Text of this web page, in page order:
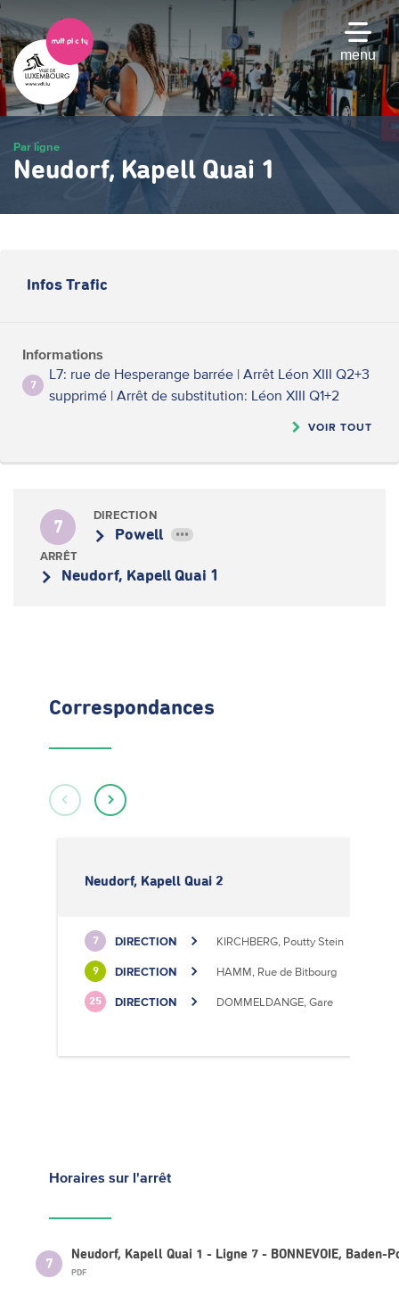
Passer
au
contenu
principal
menu
Par ligne
Neudorf, Kapell Quai 1
Infos Trafic
Informations
7
L7: rue de Hesperange barrée | Arrêt Léon XIII Q2+3
supprimé | Arrêt de substitution: Léon XIII Q1+2
VOIR TOUT
7
DIRECTION
Powell •••
ARRÊT
Neudorf, Kapell Quai 1
Correspondances
Neudorf, Kapell Quai 2
7 DIRECTION KIRCHBERG, Poutty Stein
9 DIRECTION HAMM, Rue de Bitbourg
25 DIRECTION DOMMELDANGE, Gare
Horaires sur l'arrêt
7
Neudorf, Kapell Quai 1 - Ligne 7 - BONNEVOIE, Baden-
PDF